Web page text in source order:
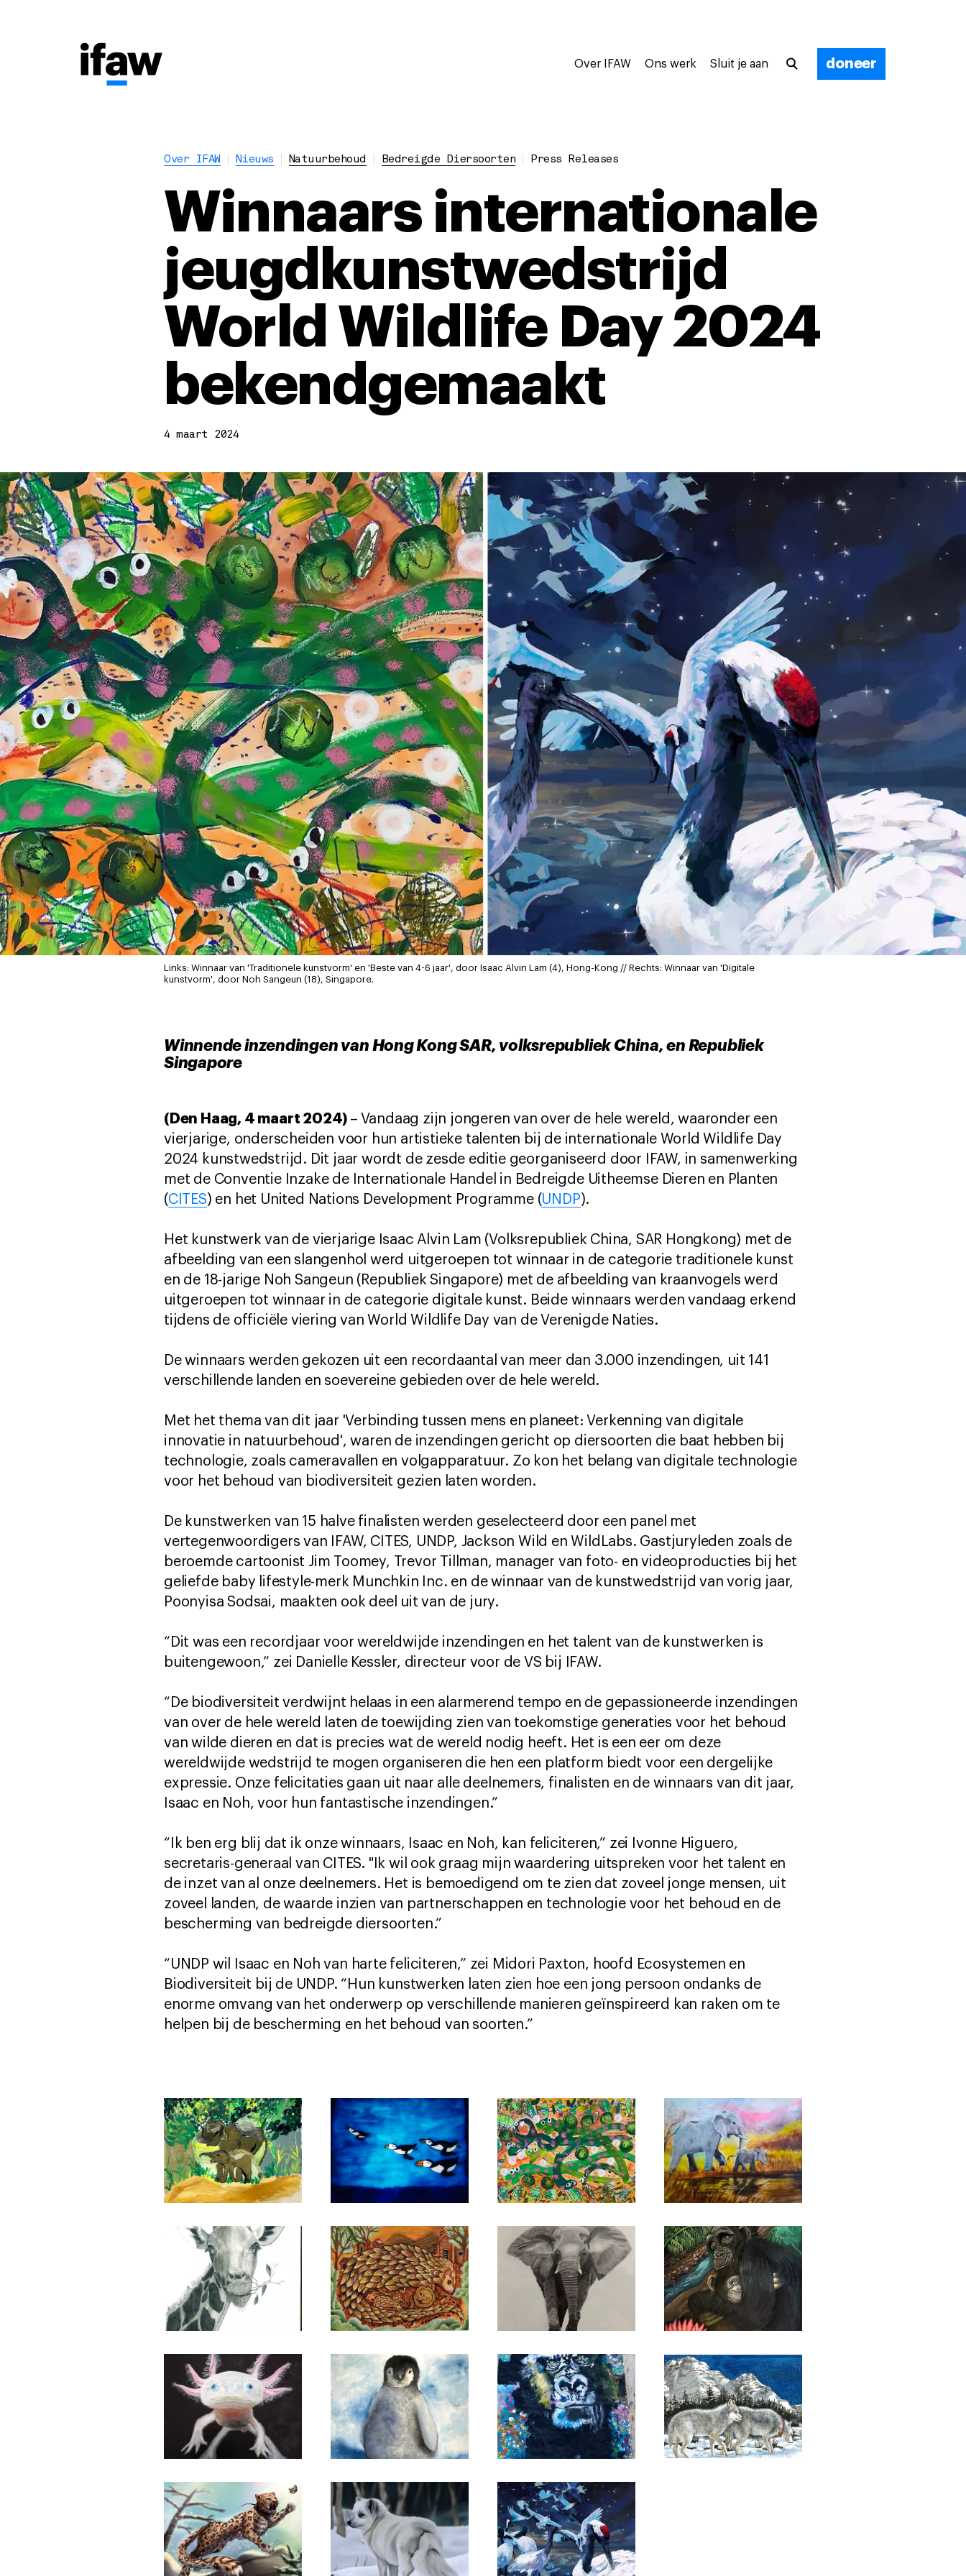
Over IFAW Ons werk Sluit je aan doneer
Over IFAW Nieuws Natuurbehoud Bedreigde Diersoorten Press Releases
Winnaars internationale
jeugdkunstwedstrijd
World Wildlife Day 2024
bekendgemaakt
4 maart 2024
Links: Winnaar van 'Traditionele kunstvorm' en 'Beste van 4-6 jaar', door Isaac Alvin Lam (4), Hong-Kong // Rechts: Winnaar van 'Digitale
kunstvorm', door Noh Sangeun (18), Singapore.
Winnende inzendingen van Hong Kong SAR, volksrepubliek China, en Republiek
Singapore
(Den Haag, 4 maart 2024) – Vandaag zijn jongeren van over de hele wereld, waaronder een
vierjarige, onderscheiden voor hun artistieke talenten bij de internationale World Wildlife Day
2024 kunstwedstrijd. Dit jaar wordt de zesde editie georganiseerd door IFAW, in samenwerking
met de Conventie Inzake de Internationale Handel in Bedreigde Uitheemse Dieren en Planten
(CITES) en het United Nations Development Programme (UNDP).
Het kunstwerk van de vierjarige Isaac Alvin Lam (Volksrepubliek China, SAR Hongkong) met de
afbeelding van een slangenhol werd uitgeroepen tot winnaar in de categorie traditionele kunst
en de 18-jarige Noh Sangeun (Republiek Singapore) met de afbeelding van kraanvogels werd
uitgeroepen tot winnaar in de categorie digitale kunst. Beide winnaars werden vandaag erkend
tijdens de officiële viering van World Wildlife Day van de Verenigde Naties.
De winnaars werden gekozen uit een recordaantal van meer dan 3.000 inzendingen, uit 141
verschillende landen en soevereine gebieden over de hele wereld.
Met het thema van dit jaar 'Verbinding tussen mens en planeet: Verkenning van digitale
innovatie in natuurbehoud', waren de inzendingen gericht op diersoorten die baat hebben bij
technologie, zoals cameravallen en volgapparatuur. Zo kon het belang van digitale technologie
voor het behoud van biodiversiteit gezien laten worden.
De kunstwerken van 15 halve finalisten werden geselecteerd door een panel met
vertegenwoordigers van IFAW, CITES, UNDP, Jackson Wild en WildLabs. Gastjuryleden zoals de
beroemde cartoonist Jim Toomey, Trevor Tillman, manager van foto- en videoproducties bij het
geliefde baby lifestyle-merk Munchkin Inc. en de winnaar van de kunstwedstrijd van vorig jaar,
Poonyisa Sodsai, maakten ook deel uit van de jury.
“Dit was een recordjaar voor wereldwijde inzendingen en het talent van de kunstwerken is
buitengewoon,” zei Danielle Kessler, directeur voor de VS bij IFAW.
“De biodiversiteit verdwijnt helaas in een alarmerend tempo en de gepassioneerde inzendingen
van over de hele wereld laten de toewijding zien van toekomstige generaties voor het behoud
van wilde dieren en dat is precies wat de wereld nodig heeft. Het is een eer om deze
wereldwijde wedstrijd te mogen organiseren die hen een platform biedt voor een dergelijke
expressie. Onze felicitaties gaan uit naar alle deelnemers, finalisten en de winnaars van dit jaar,
Isaac en Noh, voor hun fantastische inzendingen.”
“Ik ben erg blij dat ik onze winnaars, Isaac en Noh, kan feliciteren,” zei Ivonne Higuero,
secretaris-generaal van CITES. "Ik wil ook graag mijn waardering uitspreken voor het talent en
de inzet van al onze deelnemers. Het is bemoedigend om te zien dat zoveel jonge mensen, uit
zoveel landen, de waarde inzien van partnerschappen en technologie voor het behoud en de
bescherming van bedreigde diersoorten.”
“UNDP wil Isaac en Noh van harte feliciteren,” zei Midori Paxton, hoofd Ecosystemen en
Biodiversiteit bij de UNDP. “Hun kunstwerken laten zien hoe een jong persoon ondanks de
enorme omvang van het onderwerp op verschillende manieren geïnspireerd kan raken om te
helpen bij de bescherming en het behoud van soorten.”